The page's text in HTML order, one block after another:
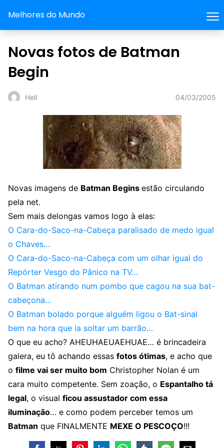
Melhores do Mundo
Novas fotos de Batman
Begin
Hell 04/03/2005
Novas imagens de Batman Begins estão circulando
pela net.
Sem mais delongas vamos logo à elas:
O Cara-do-Saco-na-Cabeça paralisado de medo igual
o Chaves…
O Cara-do-Saco-na-Cabeça com um olhar igual do
Repórter Vesgo do Pânico na TV…
O Batman atirando num pombo que cagou na sua bat-
cabeçona…
O Batman bolado porque alguém ligou o Bat-sinal
bem na hora que ia soltar um barrão…
O que eu acho? AHEUHAEUAEHUAE… é brincadeira
galera, eu tô achando essas fotos ótimas, e acho que
o filme vai ser muito bom Christopher Nolan é um
cara muito competente. Sem zoação, o Espantalho tá
legal, o visual ficou assustador com essa
iluminação… e como podem perceber temos um
Batman que FINALMENTE MEXE O PESCOÇO!!!